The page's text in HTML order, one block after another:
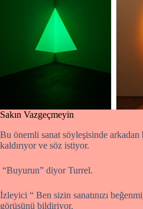
Sakın Vazgeçmeyin
Bu önemli sanat söyleşisinde
kaldırıyor ve söz istiyor.
“Buyurun” diyor Turrel.
İzleyici “ Ben sizin sanatınızı
görüşünü bildiriyor.